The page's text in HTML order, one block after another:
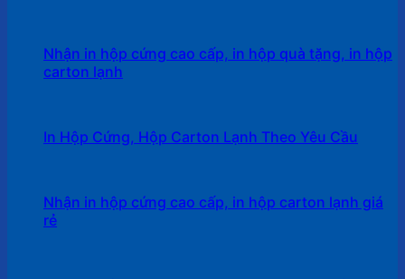
Nhận in hộp cứng cao cấp, in hộp quà tặng, in hộp
carton lạnh
In Hộp Cứng, Hộp Carton Lạnh Theo Yêu Cầu
Nhận in hộp cứng cao cấp, in hộp carton lạnh giá
rẻ